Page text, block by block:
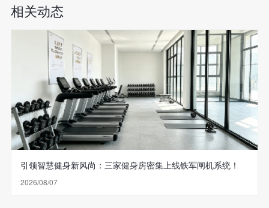
相关动态
引领智慧健身新风尚：三家健身房密集上线铁军闸机系统！
2026/08/07